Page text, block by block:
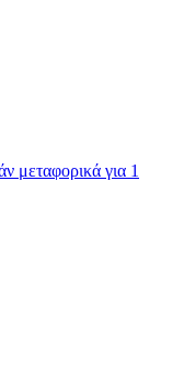
μεταφορικά για 1